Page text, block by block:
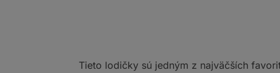
Tieto lodičky sú jedným z najväčších